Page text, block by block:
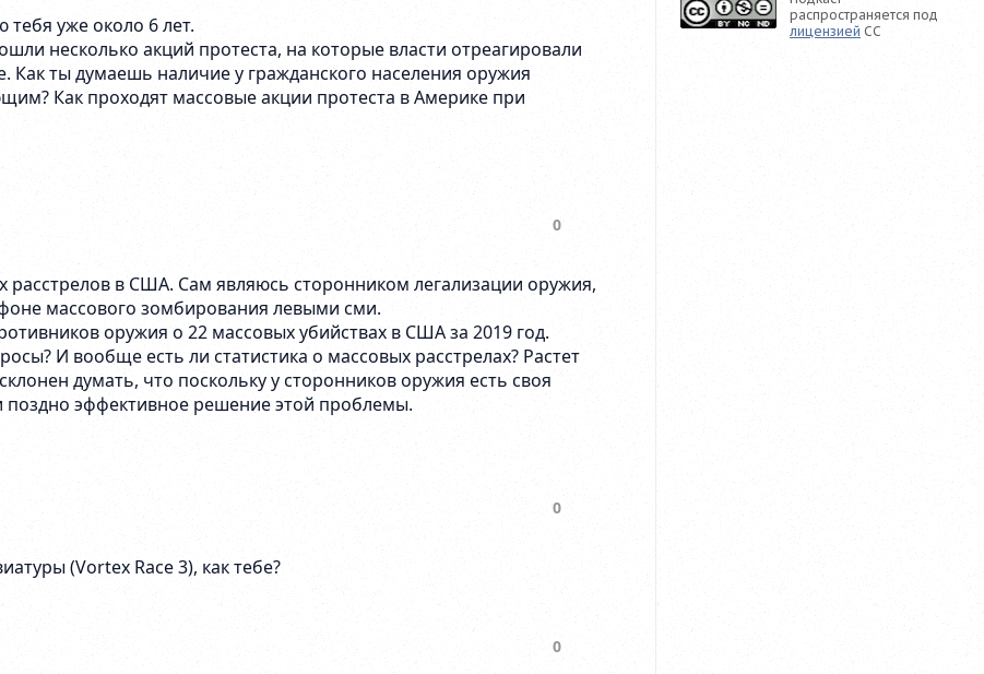
распространяется под
лицензией CC